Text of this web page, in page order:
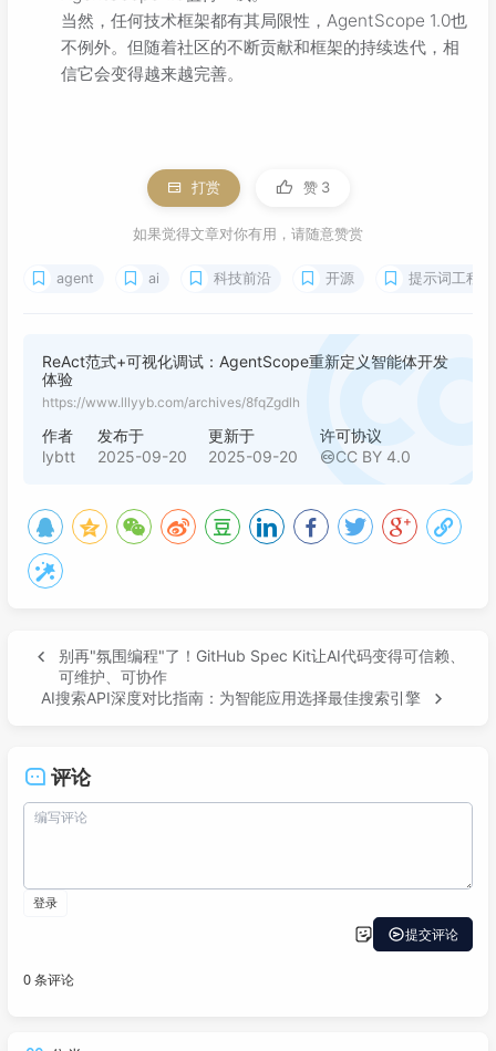
当然，任何技术框架都有其局限性，AgentScope 1.0也
不例外。但随着社区的不断贡献和框架的持续迭代，相
信它会变得越来越完善。
打赏 赞 3
如果觉得文章对你有用，请随意赞赏
agent ai 科技前沿 开源 提示词工程
ReAct范式+可视化调试：AgentScope重新定义智能体开发
体验
https://www.lllyyb.com/archives/8fqZgdlh
作者
lybtt
发布于
2025-09-20
更新于
2025-09-20
许可协议
CC BY 4.0
别再"氛围编程"了！GitHub Spec Kit让AI代码变得可信赖、
可维护、可协作
AI搜索API深度对比指南：为智能应用选择最佳搜索引擎
评论